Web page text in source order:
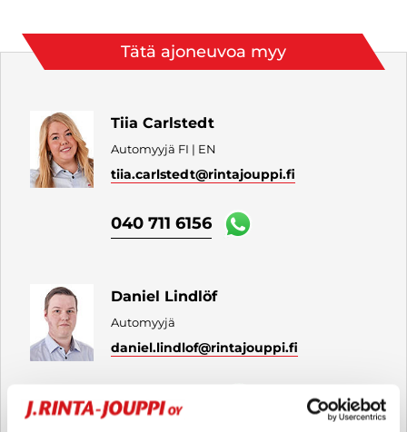
Tätä ajoneuvoa myy
Tiia Carlstedt
Automyyjä FI | EN
tiia.carlstedt@rintajouppi.fi
040 711 6156
Daniel Lindlöf
Automyyjä
daniel.lindlof@rintajouppi.fi
040 711 6178